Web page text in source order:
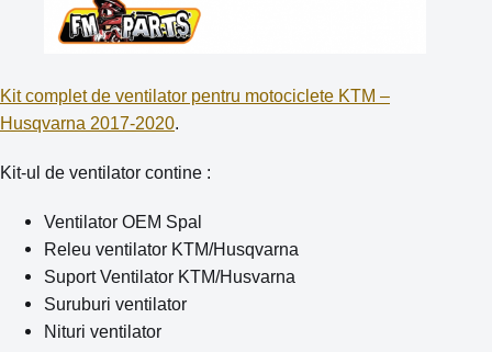
Kit complet de ventilator pentru motociclete KTM –
Husqvarna 2017-2020.
Kit-ul de ventilator contine :
Ventilator OEM Spal
Releu ventilator KTM/Husqvarna
Suport Ventilator KTM/Husvarna
Suruburi ventilator
Nituri ventilator